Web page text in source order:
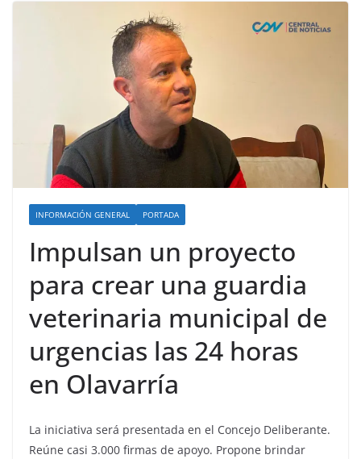
INFORMACIÓN GENERAL PORTADA
Impulsan un proyecto
para crear una guardia
veterinaria municipal de
urgencias las 24 horas
en Olavarría
La iniciativa será presentada en el Concejo Deliberante.
Reúne casi 3.000 firmas de apoyo. Propone brindar